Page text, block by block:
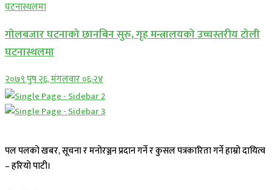
गोलबजार घटनाको छानबिन सुरु, गृह मन्त्रालयको उच्चस्तरीय टोली
घटनास्थलमा
२०७९ पुष २६, मंगलवार ०६:२४
पल पलको खबर, सूचना र मनोरञ्जन प्रदान गर्ने र कुसल पत्रकारिता गर्ने हाम्रो दायित्व
– हरियो पाटी।